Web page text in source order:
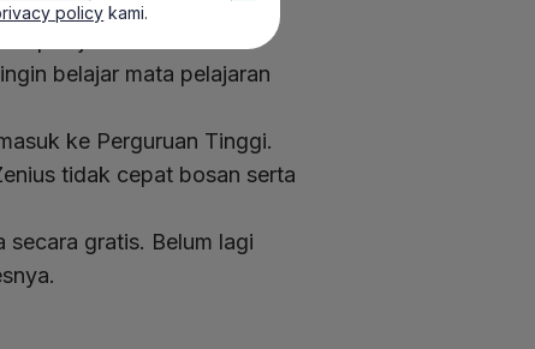
pelajar baik dari SD
belajar mata pelajaran
ke Perguruan Tinggi.
tidak cepat bosan serta
secara gratis. Belum lagi
policy kami.